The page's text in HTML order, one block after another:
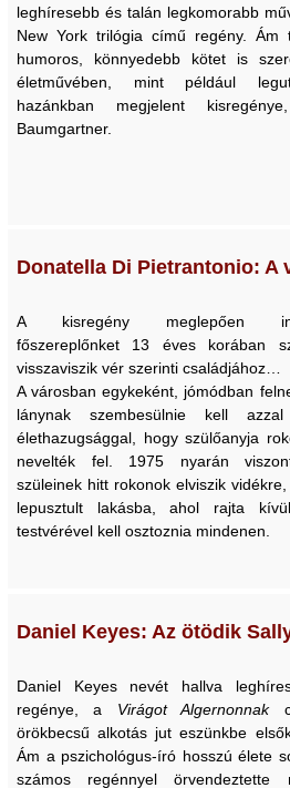
leghíresebb és talán legkomorabb
New York trilógia című regény. Ám
humoros, könnyedebb kötet is
életművében, mint például
hazánkban megjelent
Baumgartner.
Donatella Di Pietrantonio: A
A kisregény meglepően
főszereplőnket 13 éves korában
visszaviszik vér szerinti családjához…
A városban egykeként, jómódban
lánynak szembesülnie kell
élethazugsággal, hogy szülőanyja
nevelték fel. 1975 nyarán
szüleinek hitt rokonok elviszik
lepusztult lakásba, ahol rajta
testvérével kell osztoznia mindenen.
Daniel Keyes: Az ötödik
Daniel Keyes nevét hallva
regénye, a Virágot Algernonnak
örökbecsű alkotás jut eszünkbe
Ám a pszichológus-író hosszú élete
számos regénnyel örvendeztette